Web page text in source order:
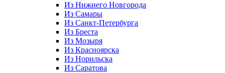
Из Нижнего Новгорода
Из Самары
Из Санкт-Петербурга
Из Бреста
Из Мозыря
Из Красноярска
Из Норильска
Из Саратова